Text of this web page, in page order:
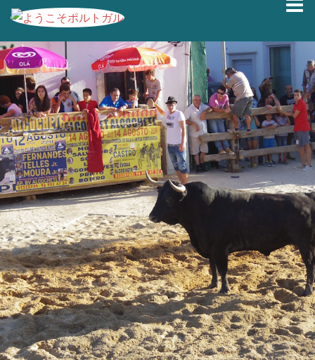
テ
ン
ツ
へ
ス
キ
ッ
プ